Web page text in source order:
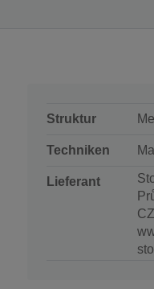
Struktur
Techniken
Lieferant
CZ